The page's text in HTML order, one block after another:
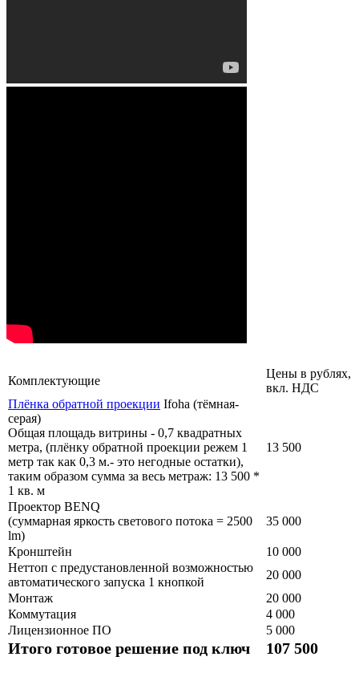
Комплектующие
Цены в рублях,
вкл. НДС
Плёнка обратной проекции Ifoha (тёмная-
серая)
Общая площадь витрины - 0,7 квадратных
метра, (плёнку обратной проекции режем 1
метр так как 0,3 м.- это негодные остатки),
таким образом сумма за весь метраж: 13 500 *
1 кв. м
13 500
Проектор BENQ
(суммарная яркость светового потока = 2500
lm)
35 000
Кронштейн
10 000
Неттоп с предустановленной возможностью
автоматического запуска 1 кнопкой
20 000
Монтаж
20 000
Коммутация
4 000
Лицензионное ПО
5 000
Итого готовое решение под ключ 107 500